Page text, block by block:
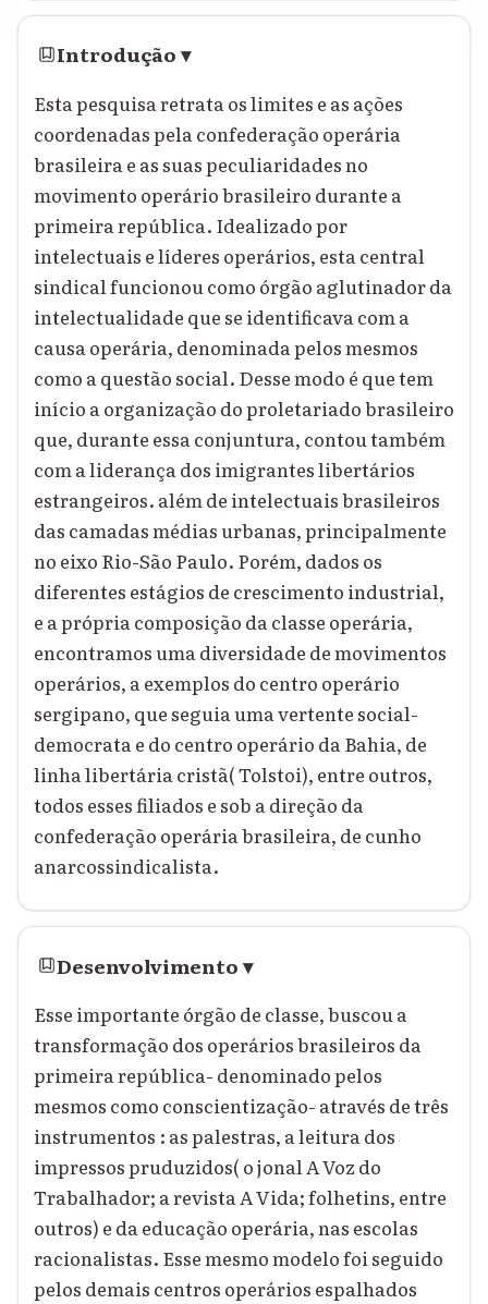
Introdução▾
Esta pesquisa retrata os limites e as ações
coordenadas pela confederação operária
brasileira e as suas peculiaridades no
movimento operário brasileiro durante a
primeira república. Idealizado por
intelectuais e líderes operários, esta central
sindical funcionou como órgão aglutinador da
intelectualidade que se identificava com a
causa operária, denominada pelos mesmos
como a questão social. Desse modo é que tem
início a organização do proletariado brasileiro
que, durante essa conjuntura, contou também
com a liderança dos imigrantes libertários
estrangeiros. além de intelectuais brasileiros
das camadas médias urbanas, principalmente
no eixo Rio-São Paulo. Porém, dados os
diferentes estágios de crescimento industrial,
e a própria composição da classe operária,
encontramos uma diversidade de movimentos
operários, a exemplos do centro operário
sergipano, que seguia uma vertente social-
democrata e do centro operário da Bahia, de
linha libertária cristã( Tolstoi), entre outros,
todos esses filiados e sob a direção da
confederação operária brasileira, de cunho
anarcossindicalista.
Desenvolvimento▾
Esse importante órgão de classe, buscou a
transformação dos operários brasileiros da
primeira república- denominado pelos
mesmos como conscientização- através de três
instrumentos : as palestras, a leitura dos
impressos pruduzidos( o jonal A Voz do
Trabalhador; a revista A Vida; folhetins, entre
outros) e da educação operária, nas escolas
racionalistas. Esse mesmo modelo foi seguido
pelos demais centros operários espalhados